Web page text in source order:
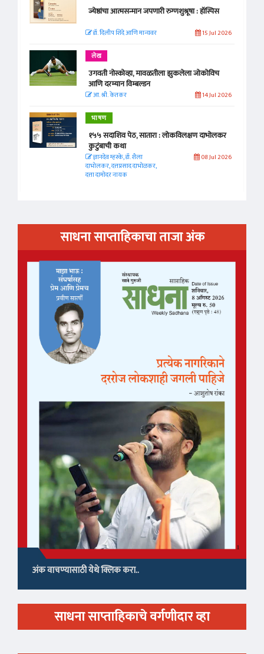
ज्येष्ठांचा आत्मसन्मान जपणारी रुग्णशुश्रूषा : हॉस्पिस
डॉ. दिलीप शिंदे आणि मान्यवर 15 Jul 2026
लेख
उगवती नोस्कोव्हा, मावळतीला झुकलेला जोकोविच
आणि दरम्यान विम्बल्डन
आ. श्री. केतकर 14 Jul 2026
भाषण
१५५ सदाशिव पेठ, सातारा : लोकविलक्षण दाभोलकर
कुटुंबाची कथा
ज्ञानदेव म्हस्के, डॉ. शैला
दाभोलकर, दत्तप्रसाद दाभोळकर,
दत्ता दामोदर नायक
08 Jul 2026
साधना साप्ताहिकाचा ताजा अंक
अंक वाचण्यासाठी येथे क्लिक करा..
साधना साप्ताहिकाचे वर्गणीदार व्हा